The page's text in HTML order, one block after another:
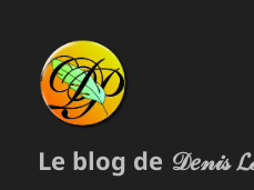
Le blog de 𝒟𝑒𝓃𝒾𝓈